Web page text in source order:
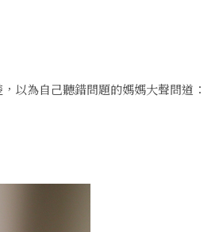
以為自己聽錯問題的媽媽大聲問道：